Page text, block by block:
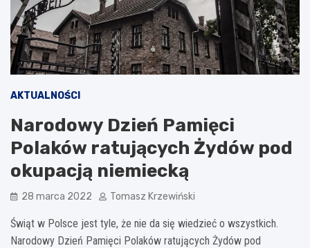
AKTUALNOŚCI
Narodowy Dzień Pamięci
Polaków ratujących Żydów pod
okupacją niemiecką
28 marca 2022 Tomasz Krzewiński
Świąt w Polsce jest tyle, że nie da się wiedzieć o wszystkich.
Narodowy Dzień Pamięci Polaków ratujących Żydów pod